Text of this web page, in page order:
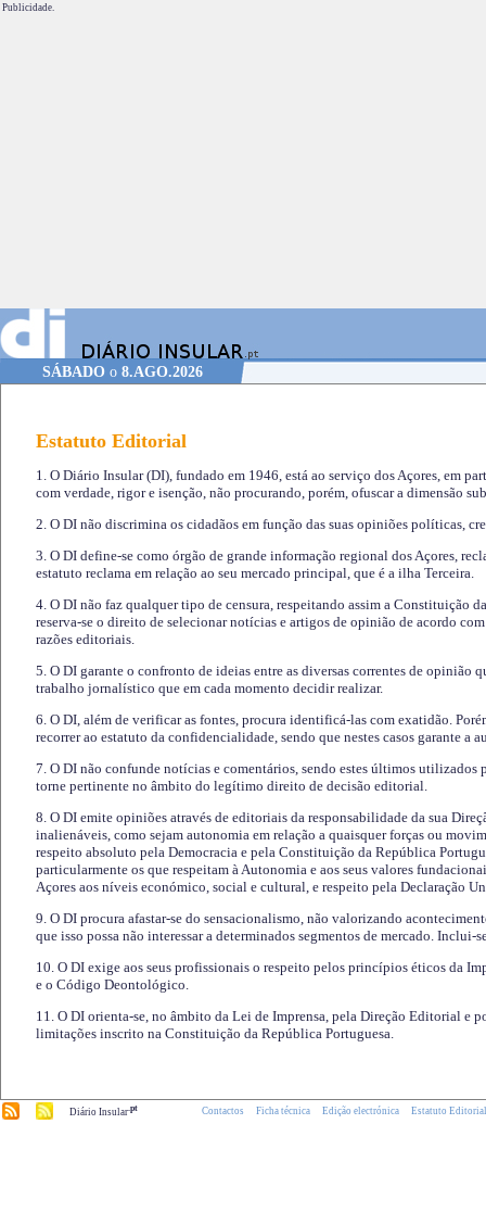
Publicidade.
SÁBADOo 8.AGO.2026
Estatuto Editorial
1. O Diário Insular (DI), fundado em 1946, está ao serviço dos Açores, em
com verdade, rigor e isenção, não procurando, porém, ofuscar a dimensão
2. O DI não discrimina os cidadãos em função das suas opiniões políticas,
3. O DI define-se como órgão de grande informação regional dos Açores,
estatuto reclama em relação ao seu mercado principal, que é a ilha Terceira.
4. O DI não faz qualquer tipo de censura, respeitando assim a Constituição
reserva-se o direito de selecionar notícias e artigos de opinião de acordo
razões editoriais.
5. O DI garante o confronto de ideias entre as diversas correntes de opinião
trabalho jornalístico que em cada momento decidir realizar.
6. O DI, além de verificar as fontes, procura identificá-las com exatidão.
recorrer ao estatuto da confidencialidade, sendo que nestes casos garante a
7. O DI não confunde notícias e comentários, sendo estes últimos utilizados
torne pertinente no âmbito do legítimo direito de decisão editorial.
8. O DI emite opiniões através de editoriais da responsabilidade da sua
inalienáveis, como sejam autonomia em relação a quaisquer forças ou
respeito absoluto pela Democracia e pela Constituição da República
particularmente os que respeitam à Autonomia e aos seus valores
Açores aos níveis económico, social e cultural, e respeito pela Declaração
9. O DI procura afastar-se do sensacionalismo, não valorizando
que isso possa não interessar a determinados segmentos de mercado.
10. O DI exige aos seus profissionais o respeito pelos princípios éticos da
e o Código Deontológico.
11. O DI orienta-se, no âmbito da Lei de Imprensa, pela Direção Editorial e
limitações inscrito na Constituição da República Portuguesa.
Diário Insular.pt Contactos Ficha técnica Edição electrónica Estatuto Editorial